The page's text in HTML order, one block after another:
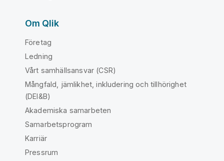
Om Qlik
Företag
Ledning
Vårt samhällsansvar (CSR)
Mångfald, jämlikhet, inkludering och tillhörighet
(DEI&B)
Akademiska samarbeten
Samarbetsprogram
Karriär
Pressrum